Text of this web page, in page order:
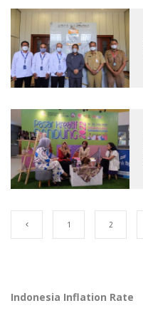
1 2
Indonesia Inflation Rate